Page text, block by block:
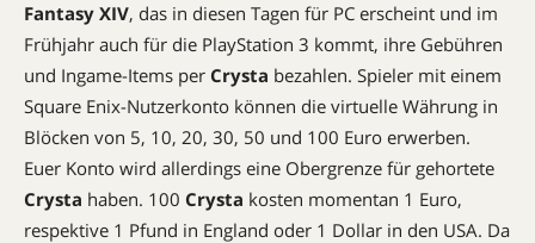
Fantasy XIV, das in diesen Tagen für PC erscheint und im
Frühjahr auch für die PlayStation 3 kommt, ihre Gebühren
und Ingame-Items per Crysta bezahlen. Spieler mit einem
Square Enix-Nutzerkonto können die virtuelle Währung in
Blöcken von 5, 10, 20, 30, 50 und 100 Euro erwerben.
Euer Konto wird allerdings eine Obergrenze für gehortete
Crysta haben. 100 Crysta kosten momentan 1 Euro,
respektive 1 Pfund in England oder 1 Dollar in den USA. Da